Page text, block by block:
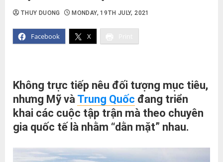
Facebook X
THUY DUONG MONDAY, 19TH JULY, 2021
Không trực tiếp nêu đối tượng mục tiêu,
nhưng Mỹ và Trung Quốc đang triển
khai các cuộc tập trận mà theo chuyên
gia quốc tế là nhằm “dằn mặt” nhau.